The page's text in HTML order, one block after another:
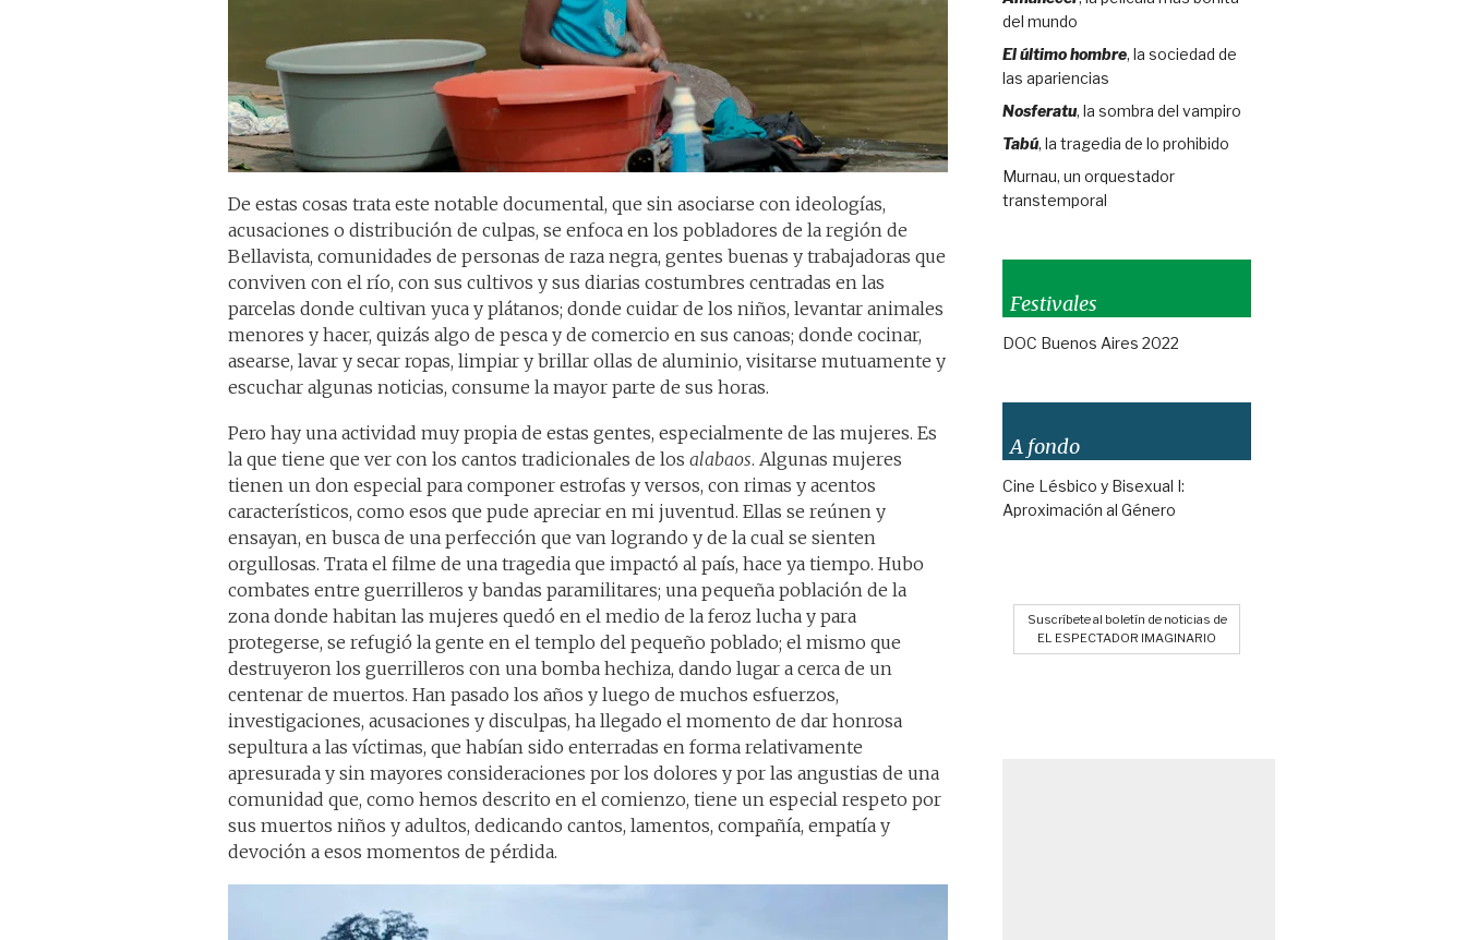
De estas cosas trata este notable documental, que sin asociarse con ideologías,
acusaciones o distribución de culpas, se enfoca en los pobladores de la región de
Bellavista, comunidades de personas de raza negra, gentes buenas y trabajadoras que
conviven con el río, con sus cultivos y sus diarias costumbres centradas en las
parcelas donde cultivan yuca y plátanos; donde cuidar de los niños, levantar animales
menores y hacer, quizás algo de pesca y de comercio en sus canoas; donde cocinar,
asearse, lavar y secar ropas, limpiar y brillar ollas de aluminio, visitarse mutuamente y
escuchar algunas noticias, consume la mayor parte de sus horas.
Pero hay una actividad muy propia de estas gentes, especialmente de las mujeres. Es
la que tiene que ver con los cantos tradicionales de los alabaos. Algunas mujeres
tienen un don especial para componer estrofas y versos, con rimas y acentos
característicos, como esos que pude apreciar en mi juventud. Ellas se reúnen y
ensayan, en busca de una perfección que van logrando y de la cual se sienten
orgullosas. Trata el filme de una tragedia que impactó al país, hace ya tiempo. Hubo
combates entre guerrilleros y bandas paramilitares; una pequeña población de la
zona donde habitan las mujeres quedó en el medio de la feroz lucha y para
protegerse, se refugió la gente en el templo del pequeño poblado; el mismo que
destruyeron los guerrilleros con una bomba hechiza, dando lugar a cerca de un
centenar de muertos. Han pasado los años y luego de muchos esfuerzos,
investigaciones, acusaciones y disculpas, ha llegado el momento de dar honrosa
sepultura a las víctimas, que habían sido enterradas en forma relativamente
apresurada y sin mayores consideraciones por los dolores y por las angustias de una
comunidad que, como hemos descrito en el comienzo, tiene un especial respeto por
sus muertos niños y adultos, dedicando cantos, lamentos, compañía, empatía y
devoción a esos momentos de pérdida.
del mundo
El último hombre, la sociedad de
las apariencias
Nosferatu, la sombra del vampiro
Tabú, la tragedia de lo prohibido
Murnau, un orquestador
transtemporal
Festivales
DOC Buenos Aires 2022
A fondo
Cine Lésbico y Bisexual I:
Aproximación al Género
Suscríbete al boletín de noticias de
EL ESPECTADOR IMAGINARIO